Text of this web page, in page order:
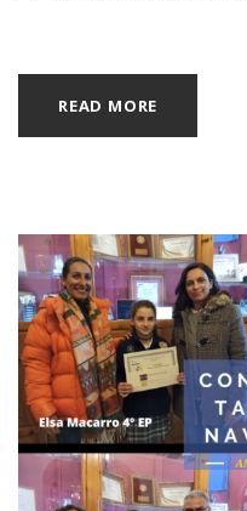
READ MORE